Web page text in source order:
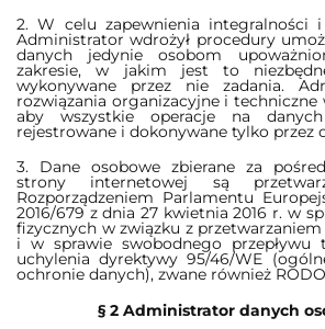
2. W celu zapewnienia integralności
Administrator wdrożył procedury
danych jedynie osobom
zakresie, w jakim jest to
wykonywane przez nie zadania.
rozwiązania organizacyjne i techniczne
aby wszystkie operacje na
rejestrowane i dokonywane tylko przez
3. Dane osobowe zbierane za
strony internetowej są
Rozporządzeniem Parlamentu
2016/679 z dnia 27 kwietnia 2016 r. w
fizycznych w związku z
i w sprawie swobodnego przepływu
uchylenia dyrektywy 95/46/WE
ochronie danych), zwane również
§ 2 Administrator danych